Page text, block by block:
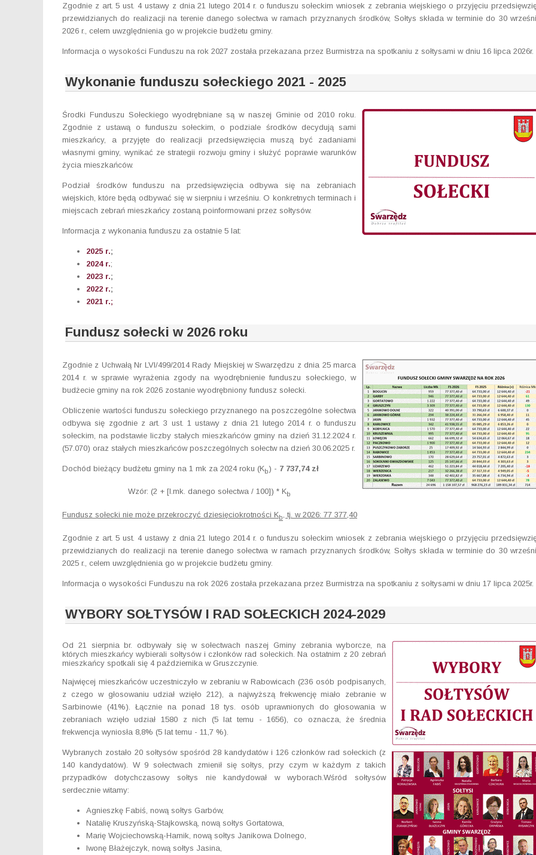
Zgodnie z art. 5 ust. 4 ustawy z dnia 21 lutego 2014 r. o funduszu sołeckim wniosek z zebrania wiejskiego o przyjęciu
przewidzianych do realizacji na terenie danego sołectwa w ramach przyznanych środków, Sołtys składa w terminie do 30
2026 r., celem uwzględnienia go w projekcie budżetu gminy.
Informacja o wysokości Funduszu na rok 2027 została przekazana przez Burmistrza na spotkaniu z sołtysami w dniu 16 lipca 2026r.
Wykonanie funduszu sołeckiego 2021 - 2025
Środki Funduszu Sołeckiego wyodrębniane są w naszej Gminie od 2010 roku.
Zgodnie z ustawą o funduszu sołeckim, o podziale środków decydują sami
mieszkańcy, a przyjęte do realizacji przedsięwzięcia muszą być zadaniami
własnymi gminy, wynikać ze strategii rozwoju gminy i służyć poprawie warunków
życia mieszkańców.
Podział środków funduszu na przedsięwzięcia odbywa się na zebraniach
wiejskich, które będą odbywać się w sierpniu i wrześniu. O konkretnych terminach i
miejscach zebrań mieszkańcy zostaną poinformowani przez sołtysów.
Informacja z wykonania funduszu za ostatnie 5 lat:
2025 r.;
2024 r.;
2023 r.;
2022 r.;
2021 r.;
Fundusz sołecki w 2026 roku
Zgodnie z Uchwałą Nr LVI/499/2014 Rady Miejskiej w Swarzędzu z dnia 25 marca
2014 r. w sprawie wyrażenia zgody na wyodrębnienie funduszu sołeckiego, w
budżecie gminy na rok 2026 zostanie wyodrębniony fundusz sołecki.
Obliczenie wartości funduszu sołeckiego przyznanego na poszczególne sołectwa
odbywa się zgodnie z art. 3 ust. 1 ustawy z dnia 21 lutego 2014 r. o funduszu
sołeckim, na podstawie liczby stałych mieszkańców gminy na dzień 31.12.2024 r.
(57.070) oraz stałych mieszkańców poszczególnych sołectw na dzień 30.06.2025 r.
Dochód bieżący budżetu gminy na 1 mk za 2024 roku (Kb) - 7 737,74 zł
Wzór: (2 + [l.mk. danego sołectwa / 100]) * Kb
Fundusz sołecki nie może przekroczyć dziesięciokrotności Kb, tj. w 2026: 77 377,40
Zgodnie z art. 5 ust. 4 ustawy z dnia 21 lutego 2014 r. o funduszu sołeckim wniosek z zebrania wiejskiego o przyjęciu
przewidzianych do realizacji na terenie danego sołectwa w ramach przyznanych środków, Sołtys składa w terminie do 30
2025 r., celem uwzględnienia go w projekcie budżetu gminy.
Informacja o wysokości Funduszu na rok 2026 została przekazana przez Burmistrza na spotkaniu z sołtysami w dniu 17 lipca 2025r.
WYBORY SOŁTYSÓW I RAD SOŁECKICH 2024-2029
Od 21 sierpnia br. odbywały się w sołectwach naszej Gminy zebrania wyborcze, na
których mieszkańcy wybierali sołtysów i członków rad sołeckich. Na ostatnim z 20 zebrań
mieszkańcy spotkali się 4 października w Gruszczynie.
Najwięcej mieszkańców uczestniczyło w zebraniu w Rabowicach (236 osób podpisanych,
z czego w głosowaniu udział wzięło 212), a najwyższą frekwencję miało zebranie w
Sarbinowie (41%). Łącznie na ponad 18 tys. osób uprawnionych do głosowania w
zebraniach wzięło udział 1580 z nich (5 lat temu - 1656), co oznacza, że średnia
frekwencja wyniosła 8,8% (5 lat temu - 11,7 %).
Wybranych zostało 20 sołtysów spośród 28 kandydatów i 126 członków rad sołeckich (z
140 kandydatów). W 9 sołectwach zmienił się sołtys, przy czym w każdym z takich
przypadków dotychczasowy sołtys nie kandydował w wyborach.Wśród sołtysów
serdecznie witamy:
Agnieszkę Fabiś, nową sołtys Garbów,
Natalię Kruszyńską-Stajkowską, nową sołtys Gortatowa,
Marię Wojciechowską-Hamik, nową sołtys Janikowa Dolnego,
Iwonę Błażejczyk, nową sołtys Jasina,